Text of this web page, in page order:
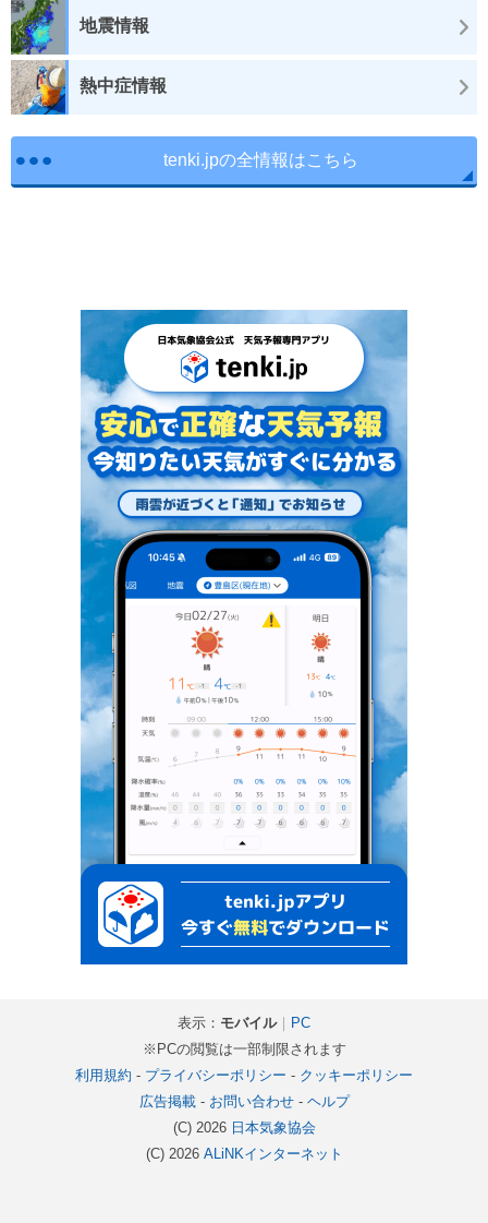
地震情報
熱中症情報
tenki.jpの全情報はこちら
表示： モバイル｜ PC
※PCの閲覧は一部制限されます
利用規約 - プライバシーポリシー - クッキーポリシー
広告掲載- お問い合わせ- ヘルプ
(C) 2026 日本気象協会
(C) 2026 ALiNKインターネット